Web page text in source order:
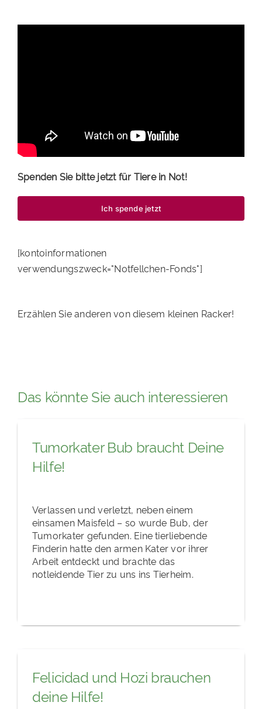
Spenden Sie bitte jetzt für Tiere in Not!
Ich spende jetzt
[kontoinformationen
verwendungszweck="Notfellchen-Fonds"]
Erzählen Sie anderen von diesem kleinen Racker!
Das könnte Sie auch interessieren
Tumorkater Bub braucht Deine
Hilfe!
Verlassen und verletzt, neben einem
einsamen Maisfeld – so wurde Bub, der
Tumorkater gefunden. Eine tierliebende
Finderin hatte den armen Kater vor ihrer
Arbeit entdeckt und brachte das
notleidende Tier zu uns ins Tierheim.
Felicidad und Hozi brauchen
deine Hilfe!